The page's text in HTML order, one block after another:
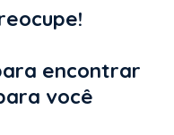
encontrar
você